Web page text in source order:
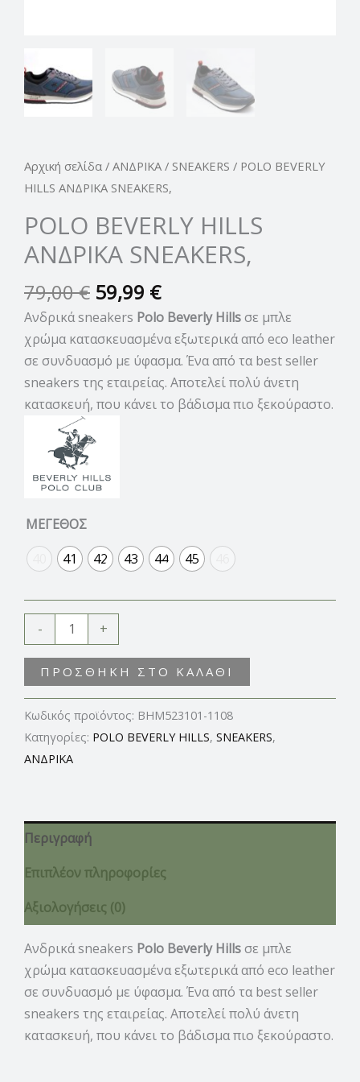
Αρχική σελίδα / ΑΝΔΡΙΚΑ / SNEAKERS / POLO BEVERLY
HILLS ΑΝΔΡΙΚΑ SNEAKERS,
POLO BEVERLY HILLS
ΑΝΔΡΙΚΑ SNEAKERS,
79,00€ 59,99 €
Ανδρικά sneakers Polo Beverly Hillsσε μπλε
χρώμα κατασκευασμένα εξωτερικά από eco leather
σε συνδυασμό με ύφασμα. Ένα από τα best seller
sneakers της εταιρείας. Αποτελεί πολύ άνετη
κατασκευή, που κάνει το βάδισμα πιο ξεκούραστο.
ΜΕΓΕΘΟΣ
41 42 43 44 45
- +
ΠΡΟΣΘΉΚΗ ΣΤΟ ΚΑΛΆΘΙ
Κωδικός προϊόντος: BHM523101-1108
Κατηγορίες: POLO BEVERLY HILLS, SNEAKERS,
ΑΝΔΡΙΚΑ
Περιγραφή
Επιπλέον πληροφορίες
Αξιολογήσεις (0)
Ανδρικά sneakers Polo Beverly Hillsσε μπλε
χρώμα κατασκευασμένα εξωτερικά από eco leather
σε συνδυασμό με ύφασμα. Ένα από τα best seller
sneakers της εταιρείας. Αποτελεί πολύ άνετη
κατασκευή, που κάνει το βάδισμα πιο ξεκούραστο.